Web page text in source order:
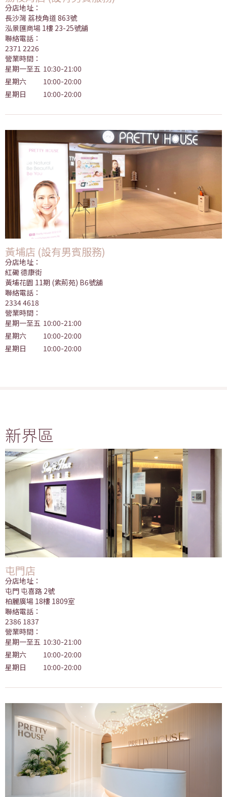
分店地址：
長沙灣 荔枝角道 863號
泓景匯商場 1樓 23-25號舖
聯絡電話：
2371 2226
營業時間：
星期一至五 10:30-21:00
星期六
10:00-20:00
星期日
10:00-20:00
黃埔店 (設有男賓服務)
分店地址：
紅磡 德康街
黃埔花園 11期 (紫荊苑) B6號舖
聯絡電話：
2334 4618
營業時間：
星期一至五 10:00-21:00
星期六
10:00-20:00
星期日
10:00-20:00
新界區
屯門店
分店地址：
屯門 屯喜路 2號
柏麗廣場 18樓 1809室
聯絡電話：
2386 1837
營業時間：
星期一至五 10:30-21:00
星期六
10:00-20:00
星期日
10:00-20:00